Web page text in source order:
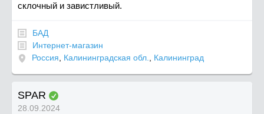
склочный и завистливый.
БАД
Интернет-магазин
Россия, Калининградская обл., Калининград
SPAR
28.09.2024